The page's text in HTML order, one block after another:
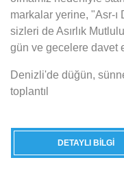
markalar yerine, "Asr-ı
sizleri de Asırlık
gün ve gecelere davet
Denizli'de düğün,
toplantıl
DETAYLI BILGI